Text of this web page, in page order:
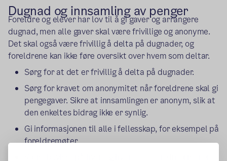
Dugnad og innsamling av penger
Foreldre og elever har lov til å gi gaver og arrangere
dugnad, men alle gaver skal være frivillige og anonyme.
Det skal også være frivillig å delta på dugnader, og
foreldrene kan ikke føre oversikt over hvem som deltar.
Sørg for at det er frivillig å delta på dugnader.
Sørg for kravet om anonymitet når foreldrene skal gi
pengegaver. Sikre at innsamlingen er anonym, slik at
den enkeltes bidrag ikke er synlig.
Gi informasjonen til alle i fellesskap, for eksempel på
foreldremøter.